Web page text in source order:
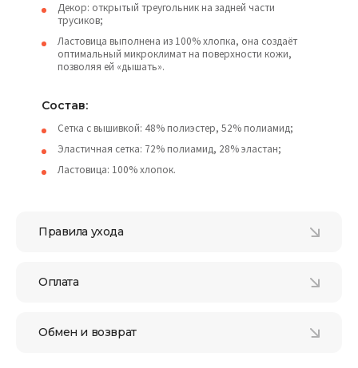
Декор: открытый треугольник на задней части
трусиков;
Ластовица выполнена из 100% хлопка, она создаёт
оптимальный микроклимат на поверхности кожи,
позволяя ей «дышать».
Состав:
Сетка с вышивкой: 48% полиэстер, 52% полиамид;
Эластичная сетка: 72% полиамид, 28% эластан;
Ластовица: 100% хлопок.
Правила ухода
Оплата
Обмен и возврат